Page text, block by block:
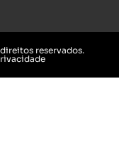
reservados.